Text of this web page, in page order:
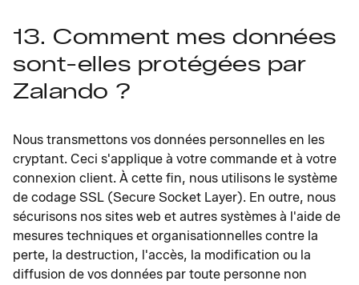
13. Comment mes données
sont-elles protégées par
Zalando ?
Nous transmettons vos données personnelles en les
cryptant. Ceci s'applique à votre commande et à votre
connexion client. À cette fin, nous utilisons le système
de codage SSL (Secure Socket Layer). En outre, nous
sécurisons nos sites web et autres systèmes à l'aide de
mesures techniques et organisationnelles contre la
perte, la destruction, l'accès, la modification ou la
diffusion de vos données par toute personne non